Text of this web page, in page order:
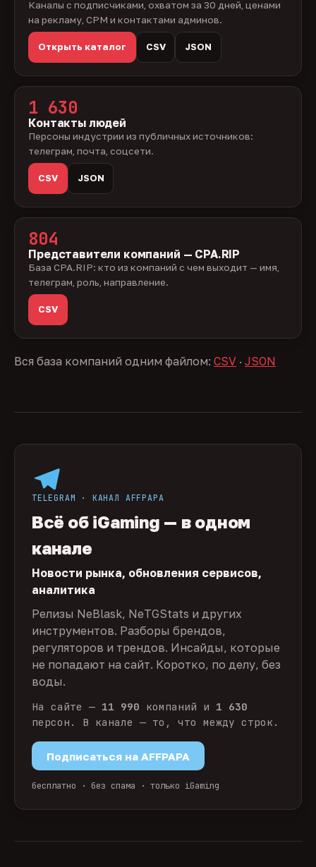
Каналы с подписчиками, охватом за 30 дней, ценами
на рекламу, CPM и контактами админов.
Открыть каталог CSV JSON
1 630
Контакты людей
Персоны индустрии из публичных источников:
телеграм, почта, соцсети.
CSV JSON
804
Представители компаний — CPA.RIP
База CPA.RIP: кто из компаний с чем выходит — имя,
телеграм, роль, направление.
CSV
Вся база компаний одним файлом: CSV · JSON
TELEGRAM · КАНАЛ AFFPAPA
Всё об iGaming — в одном
канале
Новости рынка, обновления сервисов,
аналитика
Релизы NeBlask, NeTGStats и других
инструментов. Разборы брендов,
регуляторов и трендов. Инсайды, которые
не попадают на сайт. Коротко, по делу, без
воды.
На сайте — 11 990 компаний и 1 630
персон. В канале — то, что между строк.
Подписаться на AFFPAPA
бесплатно · без спама · только iGaming